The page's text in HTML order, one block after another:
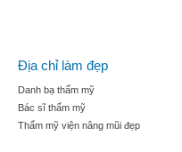
Địa chỉ làm đẹp
Danh bạ thẩm mỹ
Bác sĩ thẩm mỹ
Thẩm mỹ viện nâng mũi đẹp